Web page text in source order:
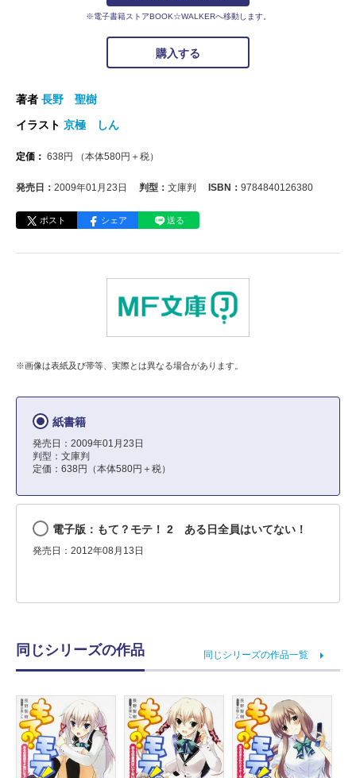
※電子書籍ストアBOOK☆WALKERへ移動します。
購入する
著者 長野 聖樹
イラスト 京極 しん
定価： 638円 （本体580円＋税）
発売日： 2009年01月23日 判型： 文庫判 ISBN： 9784840126380
ポスト シェア 送る
※画像は表紙及び帯等、実際とは異なる場合があります。
紙書籍
発売日：2009年01月23日
判型：文庫判
定価：638円（本体580円＋税）
電子版：もて？モテ！ 2 ある日全員はいてない！
発売日：2012年08月13日
同じシリーズの作品 同じシリーズの作品一覧